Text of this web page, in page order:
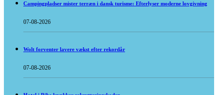
Campingpladser mister terræn i dansk turisme: Efterlyser moderne lovgivning
07-08-2026
Wolt forventer lavere vækst efter rekordår
07-08-2026